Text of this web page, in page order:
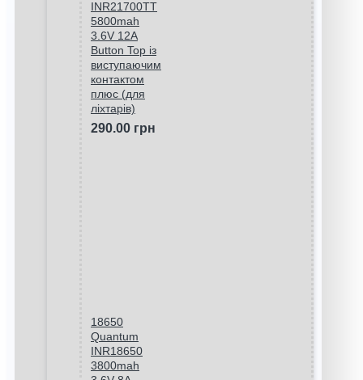
INR21700TT
5800mah
3.6V 12A
Button Top із
виступаючим
контактом
плюс (для
ліхтарів)
290.00 грн
18650
Quantum
INR18650
3800mah